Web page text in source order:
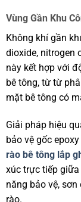
Vùng Gần Khu
Không khí gần
dioxide, nitrogen
này kết hợp với
bê tông, từ từ
mặt bê tông có
Giải pháp hiệu
bảo vệ gốc
rào bê tông lắp
xúc trực tiếp
năng bảo vệ,
rào.